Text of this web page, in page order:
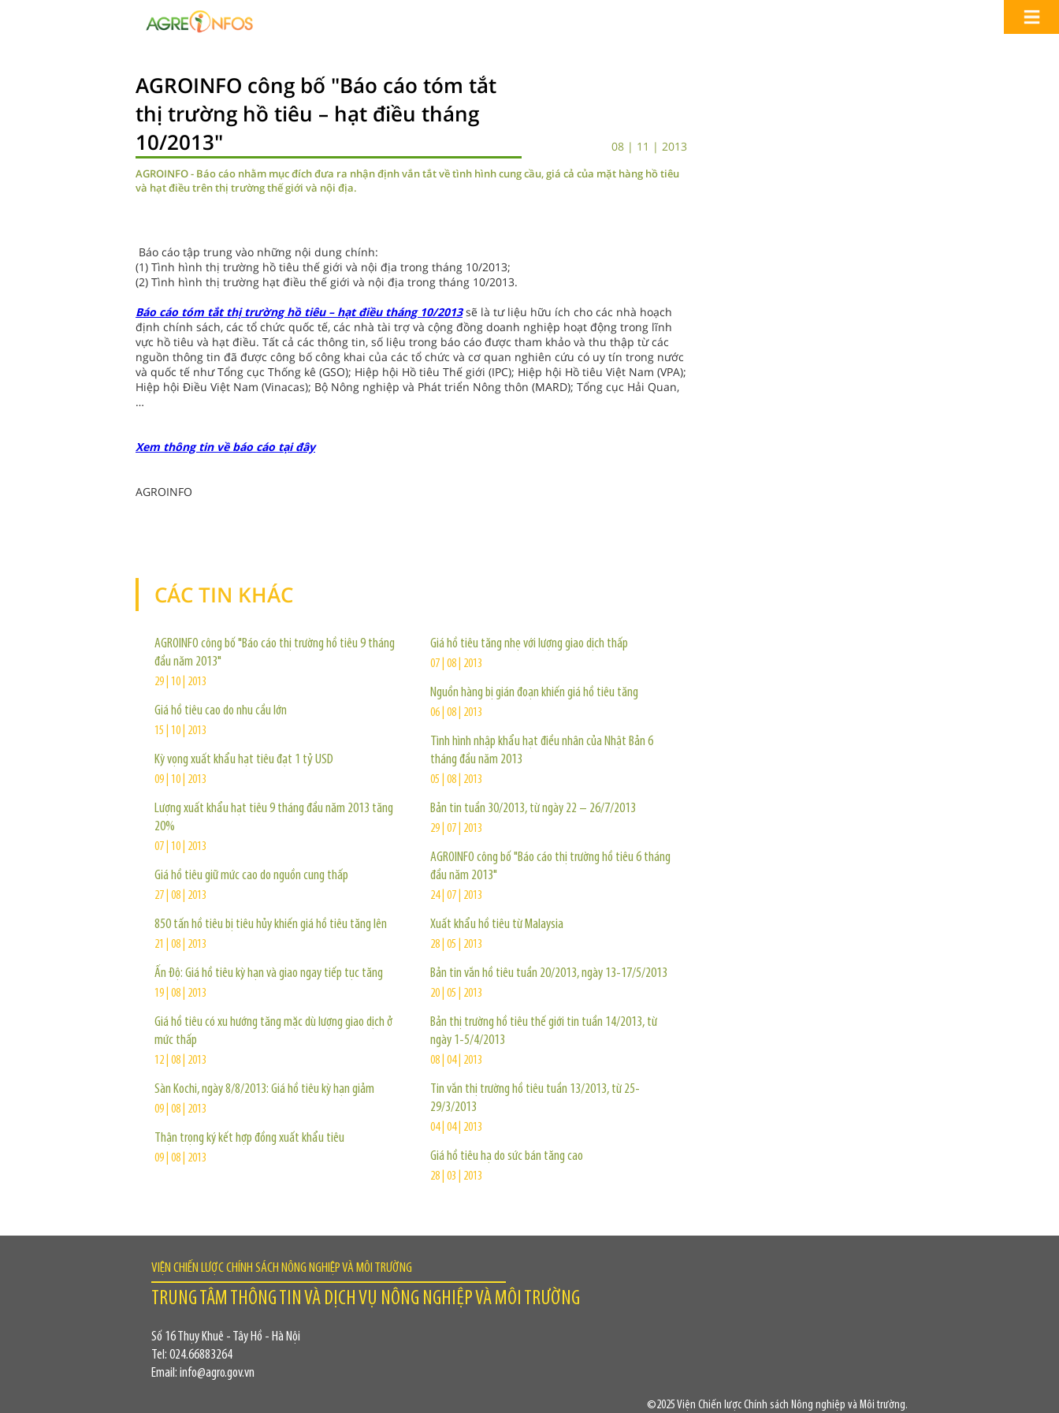
AGROINFO công bố "Báo cáo tóm tắt
thị trường hồ tiêu – hạt điều tháng
10/2013"
08 | 11 | 2013
AGROINFO - Báo cáo nhằm mục đích đưa ra nhận định vắn tắt về tình hình cung cầu, giá cả của mặt hàng hồ tiêu
và hạt điều trên thị trường thế giới và nội địa.
Báo cáo tập trung vào những nội dung chính:
(1) Tình hình thị trường hồ tiêu thế giới và nội địa trong tháng 10/2013;
(2) Tình hình thị trường hạt điều thế giới và nội địa trong tháng 10/2013.
Báo cáo tóm tắt thị trường hồ tiêu – hạt điều tháng 10/2013 sẽ là tư liệu hữu ích cho các nhà hoạch
định chính sách, các tổ chức quốc tế, các nhà tài trợ và cộng đồng doanh nghiệp hoạt động trong lĩnh
vực hồ tiêu và hạt điều. Tất cả các thông tin, số liệu trong báo cáo được tham khảo và thu thập từ các
nguồn thông tin đã được công bố công khai của các tổ chức và cơ quan nghiên cứu có uy tín trong nước
và quốc tế như Tổng cục Thống kê (GSO); Hiệp hội Hồ tiêu Thế giới (IPC); Hiệp hội Hồ tiêu Việt Nam (VPA);
Hiệp hội Điều Việt Nam (Vinacas); Bộ Nông nghiệp và Phát triển Nông thôn (MARD); Tổng cục Hải Quan,
…
Xem thông tin về báo cáo tại đây
AGROINFO
CÁC TIN KHÁC
AGROINFO công bố "Báo cáo thị trường hồ tiêu 9 tháng
đầu năm 2013"
29 | 10 | 2013
Giá hồ tiêu cao do nhu cầu lớn
15 | 10 | 2013
Kỳ vọng xuất khẩu hạt tiêu đạt 1 tỷ USD
09 | 10 | 2013
Lượng xuất khẩu hạt tiêu 9 tháng đầu năm 2013 tăng
20%
07 | 10 | 2013
Giá hồ tiêu giữ mức cao do nguồn cung thấp
27 | 08 | 2013
850 tấn hồ tiêu bị tiêu hủy khiến giá hồ tiêu tăng lên
21 | 08 | 2013
Ấn Độ: Giá hồ tiêu kỳ hạn và giao ngay tiếp tục tăng
19 | 08 | 2013
Giá hồ tiêu có xu hướng tăng mặc dù lượng giao dịch ở
mức thấp
12 | 08 | 2013
Sàn Kochi, ngày 8/8/2013: Giá hồ tiêu kỳ hạn giảm
09 | 08 | 2013
Thận trọng ký kết hợp đồng xuất khẩu tiêu
09 | 08 | 2013
Giá hồ tiêu tăng nhẹ với lượng giao dịch thấp
07 | 08 | 2013
Nguồn hàng bị gián đoạn khiến giá hồ tiêu tăng
06 | 08 | 2013
Tình hình nhập khẩu hạt điều nhân của Nhật Bản 6
tháng đầu năm 2013
05 | 08 | 2013
Bản tin tuần 30/2013, từ ngày 22 – 26/7/2013
29 | 07 | 2013
AGROINFO công bố "Báo cáo thị trường hồ tiêu 6 tháng
đầu năm 2013"
24 | 07 | 2013
Xuất khẩu hồ tiêu từ Malaysia
28 | 05 | 2013
Bản tin vắn hồ tiêu tuần 20/2013, ngày 13-17/5/2013
20 | 05 | 2013
Bản thị trường hồ tiêu thế giới tin tuần 14/2013, từ
ngày 1-5/4/2013
08 | 04 | 2013
Tin vắn thị trường hồ tiêu tuần 13/2013, từ 25-
29/3/2013
04 | 04 | 2013
Giá hồ tiêu hạ do sức bán tăng cao
28 | 03 | 2013
VIỆN CHIẾN LƯỢC CHÍNH SÁCH NÔNG NGHIỆP VÀ MÔI TRƯỜNG
TRUNG TÂM THÔNG TIN VÀ DỊCH VỤ NÔNG NGHIỆP VÀ MÔI TRƯỜNG
Số 16 Thụy Khuê - Tây Hồ - Hà Nội
Tel: 024.66883264
Email: info@agro.gov.vn
©2025 Viện Chiến lược Chính sách Nông nghiệp và Môi trường.